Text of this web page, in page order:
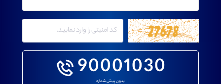
90001030
بدون پیش شماره